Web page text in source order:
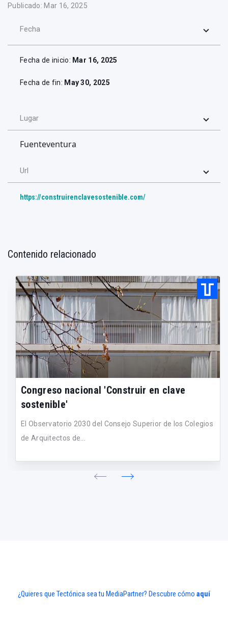
Publicado: Mar 16, 2025
Fecha
Fecha de inicio: Mar 16, 2025
Fecha de fin: May 30, 2025
Lugar
Fuenteventura
Url
https://construirenclavesostenible.com/
Contenido relacionado
Congreso nacional 'Construir en clave
sostenible'
El Observatorio 2030 del Consejo Superior de los Colegios
de Arquitectos de...
¿Quieres que Tectónica sea tu MediaPartner? Descubre cómo aquí